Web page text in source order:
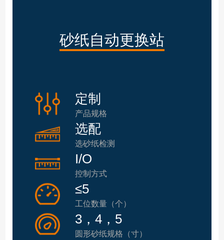
砂纸自动更换站
定制
产品规格
选配
选砂纸检测
I/O
控制方式
≤5
工位数量（个）
3，4，5
圆形砂纸规格（寸）